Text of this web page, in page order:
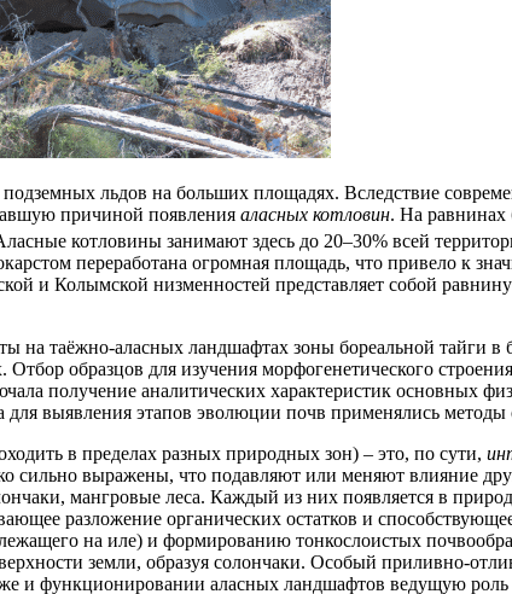
льдов на больших площадях. Вследствие
причиной появления аласных котловин. На равнинах
котловины занимают здесь до 20–30% всей
переработана огромная площадь, что привело к
и Колымской низменностей представляет собой
на таёжно-аласных ландшафтах зоны бореальной тайги в
образцов для изучения морфогенетического
получение аналитических характеристик основных
выявления этапов эволюции почв применялись
в пределах разных природных зон) – это, по сути,
сильно выражены, что подавляют или меняют влияние
мангровые леса. Каждый из них появляется в
разложение органических остатков и
на иле) и формированию тонкослоистых
земли, образуя солончаки. Особый приливно-
и функционировании аласных ландшафтов ведущую